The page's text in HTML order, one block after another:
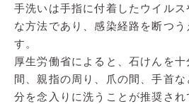
手洗いは手指に付着したウイル
な方法であり、感染経路を断つ
す。
厚生労働省によると、石けんを
間、親指の周り、爪の間、手首
分を念入りに洗うことが推奨され